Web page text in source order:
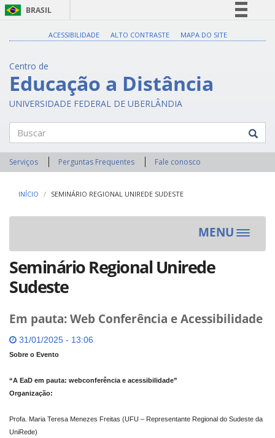
BRASIL
Acesso à informação
Legislação
Canais
ACESSIBILIDADE ALTO CONTRASTE MAPA DO SITE
Centro de
Educação a Distância
UNIVERSIDADE FEDERAL DE UBERLÂNDIA
Buscar
Serviços Perguntas Frequentes Fale conosco
INÍCIO SEMINÁRIO REGIONAL UNIREDE SUDESTE
MENU
Toggle
Seminário Regional Unirede
Sudeste
Em pauta: Web Conferência e Acessibilidade
31/01/2025 - 13:06
Sobre o Evento
“A EaD em pauta: webconferência e acessibilidade”
Organização:
Profa. Maria Teresa Menezes Freitas (UFU – Representante Regional do Sudeste da
UniRede)